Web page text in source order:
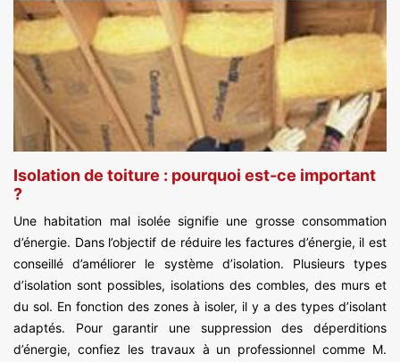
Isolation de toiture : pourquoi est-ce important
?
Une habitation mal isolée signifie une grosse consommation
d’énergie. Dans l’objectif de réduire les factures d’énergie, il est
conseillé d’améliorer le système d’isolation. Plusieurs types
d’isolation sont possibles, isolations des combles, des murs et
du sol. En fonction des zones à isoler, il y a des types d’isolant
adaptés. Pour garantir une suppression des déperditions
d’énergie, confiez les travaux à un professionnel comme M.